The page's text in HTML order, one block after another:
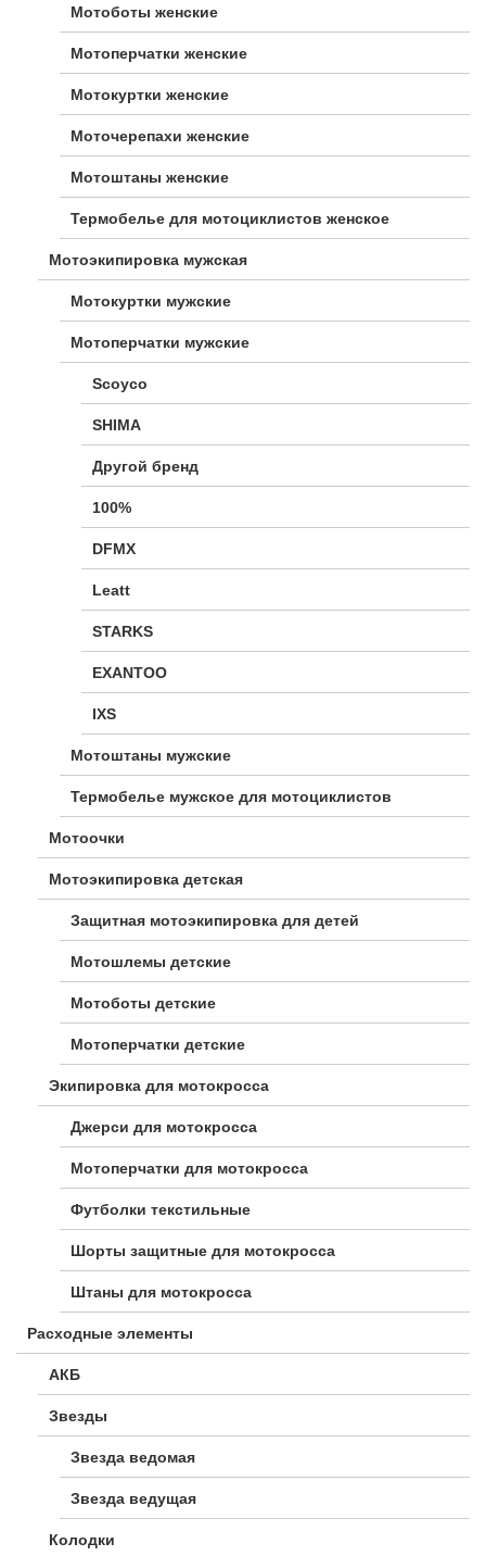
Мотоботы женские
Мотоперчатки женские
Мотокуртки женские
Моточерепахи женские
Мотоштаны женские
Термобелье для мотоциклистов женское
Мотоэкипировка мужская
Мотокуртки мужские
Мотоперчатки мужские
Scoyco
SHIMA
Другой бренд
100%
DFMX
Leatt
STARKS
EXANTOO
IXS
Мотоштаны мужские
Термобелье мужское для мотоциклистов
Мотоочки
Мотоэкипировка детская
Защитная мотоэкипировка для детей
Мотошлемы детские
Мотоботы детские
Мотоперчатки детские
Экипировка для мотокросса
Джерси для мотокросса
Мотоперчатки для мотокросса
Футболки текстильные
Шорты защитные для мотокросса
Штаны для мотокросса
Расходные элементы
АКБ
Звезды
Звезда ведомая
Звезда ведущая
Колодки